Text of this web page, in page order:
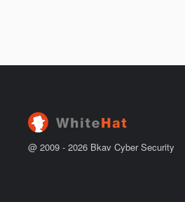
@ 2009 - 2026 Bkav Cyber Security